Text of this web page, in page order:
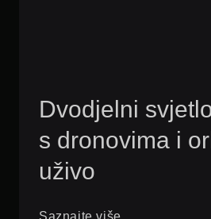
Dvodjelni
s dronovima i
uživo
Saznajte više